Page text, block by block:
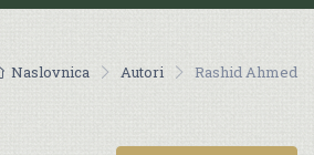
Naslovnica Autori Rashid Ahmed